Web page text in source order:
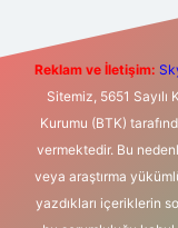
Reklam ve İletişim:
Sitemiz, 5651
Kurumu (BTK)
vermektedir. Bu
veya araştırma
yazdıkları içeriklerin